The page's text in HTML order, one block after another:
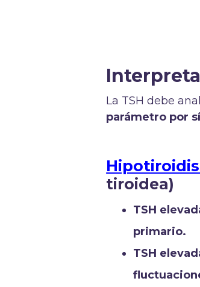
La TSH debe
parámetro por
tiroidea)
TSH
primario.
TSH